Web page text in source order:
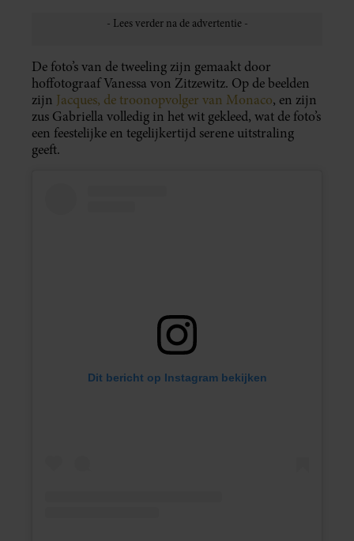
De foto’s van de tweeling zijn gemaakt door
hoffotograaf Vanessa von Zitzewitz. Op de beelden
zijn Jacques, de troonopvolger van Monaco, en zijn
zus Gabriella volledig in het wit gekleed, wat de foto’s
een feestelijke en tegelijkertijd serene uitstraling
geeft.
Dit bericht op Instagram bekijken